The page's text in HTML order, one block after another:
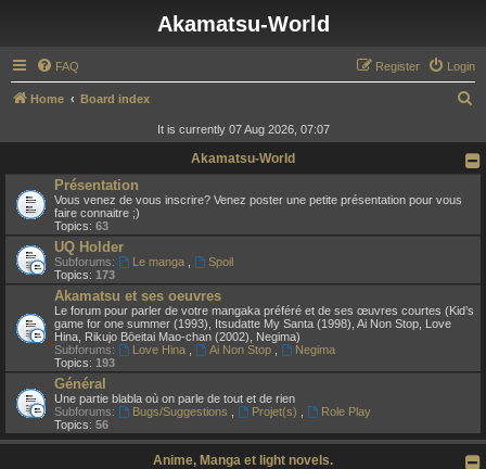
Akamatsu-World
FAQ Login
Register
Home Board index
r
It is currently 07 Aug 2026, 07:07
Akamatsu-World
Présentation
Vous venez de vous inscrire? Venez poster une petite présentation pour vous
faire connaitre ;)
Topics: 63
UQ Holder
Subforums: Le manga
Spoil
Topics: 173
Akamatsu et ses oeuvres
Le forum pour parler de votre mangaka préféré et de ses œuvres courtes (Kid’s
game for one summer (1993), Itsudatte My Santa (1998), Ai Non Stop, Love
Hina, Rikujo Bōeitai Mao-chan (2002), Negima)
Subforums:
Love Hina Ai Non Stop
Negima
Topics: 193
Général
Une partie blabla où on parle de tout et de rien
Subforums:
Bugs/Suggestions Projet(s)
Role Play
Topics: 56
Anime, Manga et light novels.